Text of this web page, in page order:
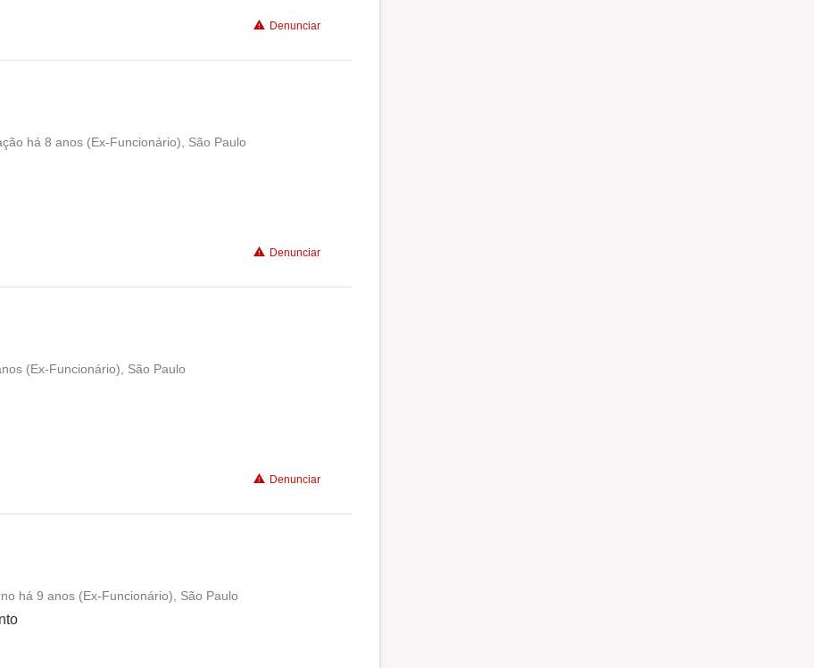
Denunciar
há 8 anos (Ex-Funcionário), São Paulo
Denunciar
(Ex-Funcionário), São Paulo
Denunciar
Conciliação com a vida familiar
há 9 anos (Ex-Funcionário), São Paulo